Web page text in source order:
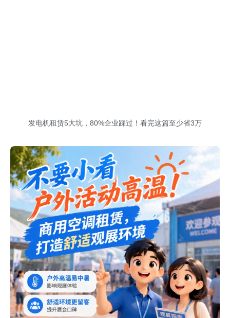
发电机租赁5大坑，80%企业踩过！看完这篇至少省3万